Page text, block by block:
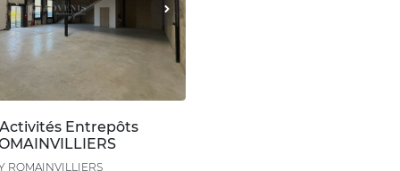
Entrepôts
ROMAINVILLIERS